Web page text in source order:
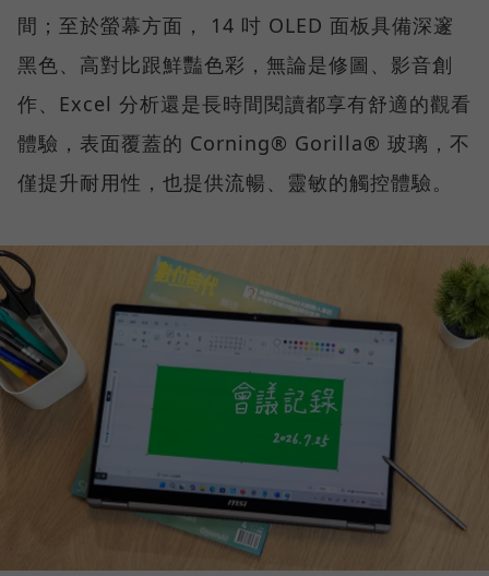
間；至於螢幕方面， 14 吋 OLED 面板具備深邃
黑色、高對比跟鮮豔色彩，無論是修圖、影音創
作、Excel 分析還是長時間閱讀都享有舒適的觀看
體驗，表面覆蓋的 Corning® Gorilla® 玻璃，不
僅提升耐用性，也提供流暢、靈敏的觸控體驗。